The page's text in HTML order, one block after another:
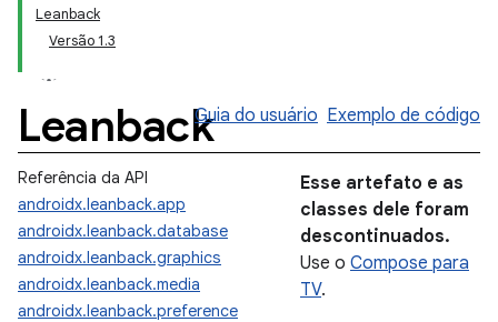
Leanback
Versão 1.3
LeanbackGuia do usuário Exemplo de código
Referência da API
androidx.leanback.app
androidx.leanback.database
androidx.leanback.graphics
androidx.leanback.media
androidx.leanback.preference
Esse artefato e as
classes dele foram
descontinuados.
Use o Compose para
TV.